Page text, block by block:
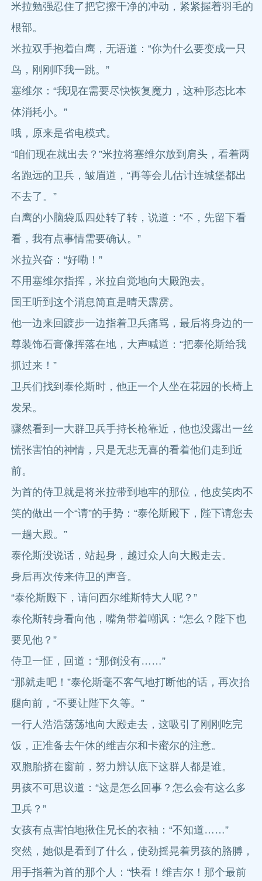
米拉勉强忍住了把它擦干净的冲动，紧紧握着羽毛的
根部。
米拉双手抱着白鹰，无语道：“你为什么要变成一只
鸟，刚刚吓我一跳。”
塞维尔：“我现在需要尽快恢复魔力，这种形态比本
体消耗小。”
哦，原来是省电模式。
“咱们现在就出去？”米拉将塞维尔放到肩头，看着两
名跑远的卫兵，皱眉道，“再等会儿估计连城堡都出
不去了。”
白鹰的小脑袋瓜四处转了转，说道：“不，先留下看
看，我有点事情需要确认。”
米拉兴奋：“好嘞！”
不用塞维尔指挥，米拉自觉地向大殿跑去。
国王听到这个消息简直是晴天霹雳。
他一边来回踱步一边指着卫兵痛骂，最后将身边的一
尊装饰石膏像挥落在地，大声喊道：“把泰伦斯给我
抓过来！”
卫兵们找到泰伦斯时，他正一个人坐在花园的长椅上
发呆。
骤然看到一大群卫兵手持长枪靠近，他也没露出一丝
慌张害怕的神情，只是无悲无喜的看着他们走到近
前。
为首的侍卫就是将米拉带到地牢的那位，他皮笑肉不
笑的做出一个“请”的手势：“泰伦斯殿下，陛下请您去
一趟大殿。”
泰伦斯没说话，站起身，越过众人向大殿走去。
身后再次传来侍卫的声音。
“泰伦斯殿下，请问西尔维斯特大人呢？”
泰伦斯转身看向他，嘴角带着嘲讽：“怎么？陛下也
要见他？”
侍卫一怔，回道：“那倒没有……”
“那就走吧！”泰伦斯毫不客气地打断他的话，再次抬
腿向前，“不要让陛下久等。”
一行人浩浩荡荡地向大殿走去，这吸引了刚刚吃完
饭，正准备去午休的维吉尔和卡蜜尔的注意。
双胞胎挤在窗前，努力辨认底下这群人都是谁。
男孩不可思议道：“这是怎么回事？怎么会有这么多
卫兵？”
女孩有点害怕地揪住兄长的衣袖：“不知道……”
突然，她似是看到了什么，使劲摇晃着男孩的胳膊，
用手指着为首的那个人：“快看！维吉尔！那个最前